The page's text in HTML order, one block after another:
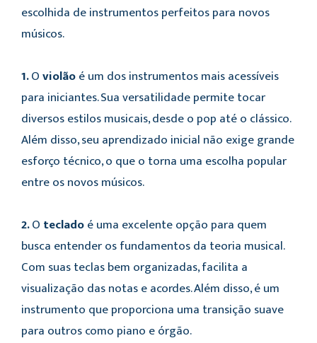
escolhida de instrumentos perfeitos para novos
músicos.
1.Oviolãoé um dos instrumentos mais acessíveis
para iniciantes. Sua versatilidade permite tocar
diversos estilos musicais, desde o pop até o clássico.
Além disso, seu aprendizado inicial não exige grande
esforço técnico, o que o torna uma escolha popular
entre os novos músicos.
2.O tecladoé uma excelente opção para quem
busca entender os fundamentos da teoria musical.
Com suas teclas bem organizadas, facilita a
visualização das notas e acordes. Além disso, é um
instrumento que proporciona uma transição suave
para outros como piano e órgão.